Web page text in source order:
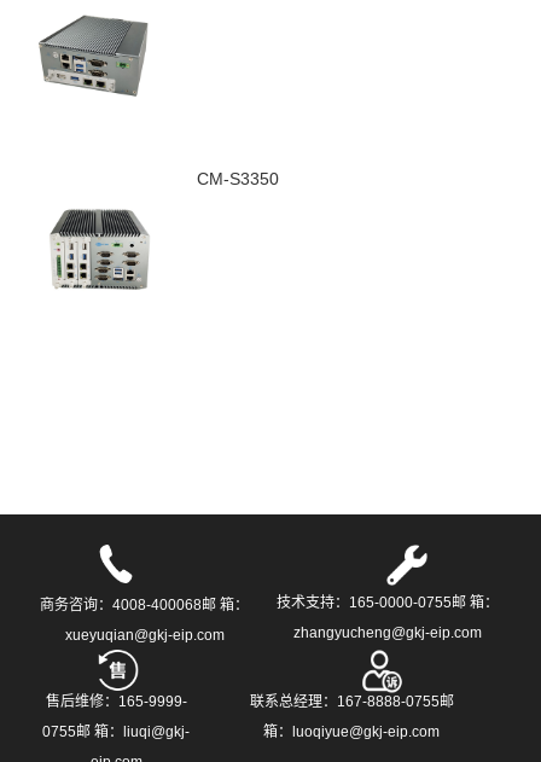
CM-S3350
商务咨询：4008-400068邮 箱：
xueyuqian@gkj-eip.com
技术支持：165-0000-0755邮 箱：
zhangyucheng@gkj-eip.com
售后维修：165-9999-
0755邮 箱：liuqi@gkj-
联系总经理：167-8888-0755邮
箱：luoqiyue@gkj-eip.com